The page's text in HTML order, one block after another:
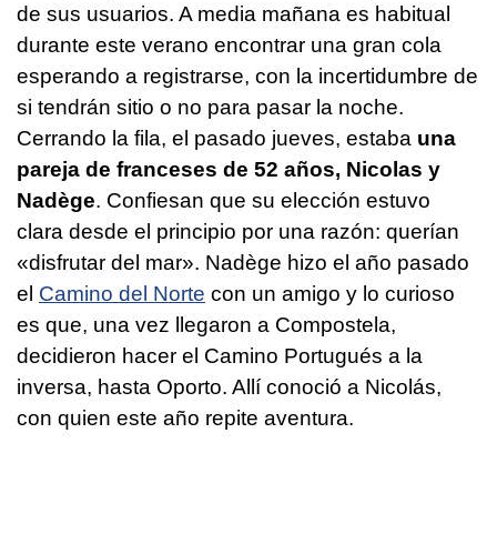
de sus usuarios. A media mañana es habitual
durante este verano encontrar una gran cola
esperando a registrarse, con la incertidumbre de
si tendrán sitio o no para pasar la noche.
Cerrando la fila, el pasado jueves, estaba una
pareja de franceses de 52 años, Nicolas y
Nadège. Confiesan que su elección estuvo
clara desde el principio por una razón: querían
«disfrutar del mar». Nadège hizo el año pasado
el Camino del Norte con un amigo y lo curioso
es que, una vez llegaron a Compostela,
decidieron hacer el Camino Portugués a la
inversa, hasta Oporto. Allí conoció a Nicolás,
con quien este año repite aventura.